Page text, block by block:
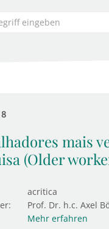
mais
(Older
acritica
Prof. Dr. h.c. Axel
Mehr erfahren